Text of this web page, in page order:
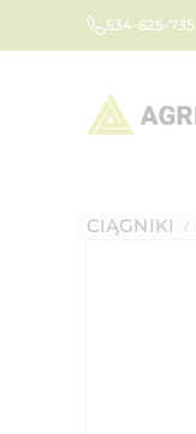
534-625-735
CIĄGNIKI /